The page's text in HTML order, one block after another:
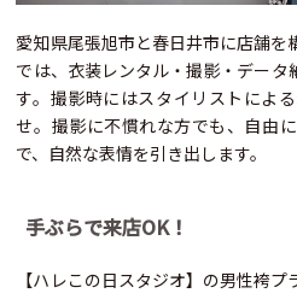
愛知県尾張旭市と春日井市に店舗を
では、衣装レンタル・撮影・データ
す。撮影時にはスタイリストによ
せ。撮影に不慣れな方でも、自由
で、自然な表情を引き出します。
手ぶらで来店OK！
【ハレこの日スタジオ】の男性袴